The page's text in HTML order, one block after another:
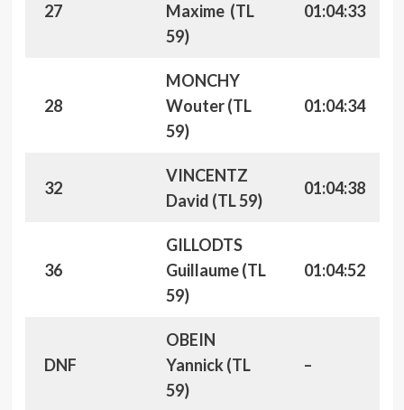
27
Maxime (TL
59)
01:04:33
28
MONCHY
Wouter (TL
59)
01:04:34
32
VINCENTZ
David (TL 59)
01:04:38
36
GILLODTS
Guillaume (TL
59)
01:04:52
DNF
OBEIN
Yannick (TL
59)
–